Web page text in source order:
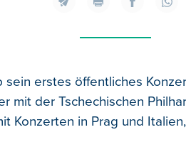
erstes öffentliches
mit der Tschechischen
Konzerten in Prag und